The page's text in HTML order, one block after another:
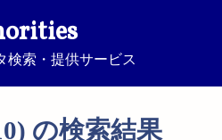
検索・提供サービス
の検索結果